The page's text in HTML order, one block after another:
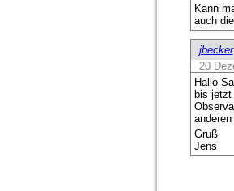
Kann
auch
jbecker
20
Hallo
bis
Gruß
Jens